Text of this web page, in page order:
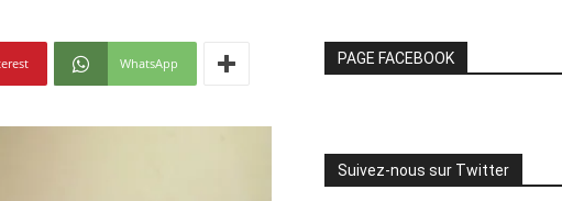
WhatsApp PAGE FACEBOOK
Suivez-nous sur Twitter